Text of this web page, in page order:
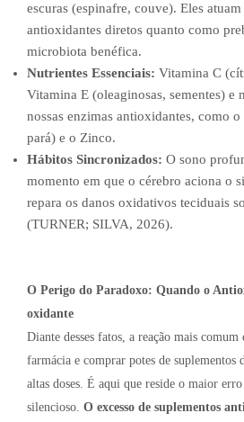
escuras (espinafre, couve). Eles
antioxidantes diretos quanto como
microbiota benéfica.
Nutrientes Essenciais: Vitamina C
Vitamina E (oleaginosas, sementes) e
nossas enzimas antioxidantes, como
pará) e o Zinco.
Hábitos Sincronizados: O sono
momento em que o cérebro aciona o
repara os danos oxidativos teciduais
(TURNER; SILVA, 2026).
O Perigo do Paradoxo: Quando o
oxidante
Diante desses fatos, a reação mais comum
farmácia e comprar potes de suplementos
altas doses. É aqui que reside o maior
silencioso. O excesso de suplementos